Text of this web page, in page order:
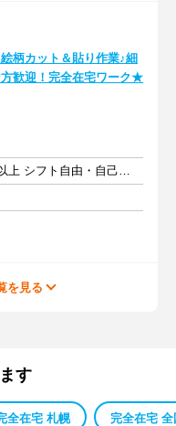
絵柄カット＆貼り作業♪細
歓迎！完全在宅ワーク★
週3日以上 1日4時間以上 シフト自由・自己申告
を見る
す
全在宅 札幌 完全在宅 全